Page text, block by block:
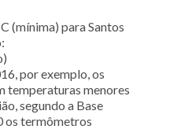
(mínima) para Santos
por exemplo, os
temperaturas menores
segundo a Base
os termômetros